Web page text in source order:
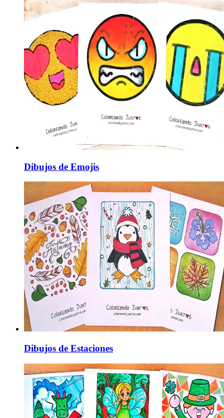
Dibujos de Emojis
Dibujos de Estaciones